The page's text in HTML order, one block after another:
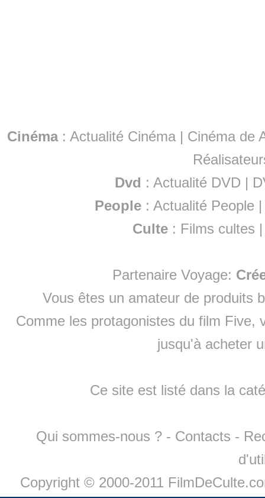
Cinéma: Actualité Cinéma | Cinéma de
Dvd : Actualité DVD |
People :Actualité People
Culte : Films cultes
Partenaire Voyage:
Vous êtes un amateur de produits
Comme les protagonistes du film Five,
jusqu'à acheter
Ce site est listé dans la
Qui sommes-nous ? - Contacts -
Copyright © 2000-2011